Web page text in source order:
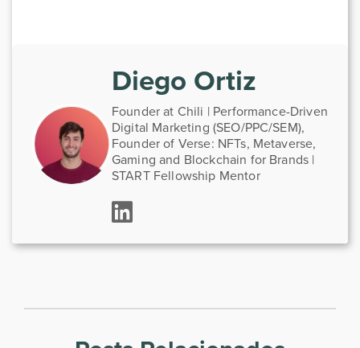
Diego Ortiz
Founder at Chili | Performance-Driven
Digital Marketing (SEO/PPC/SEM),
Founder of Verse: NFTs, Metaverse,
Gaming and Blockchain for Brands |
START Fellowship Mentor